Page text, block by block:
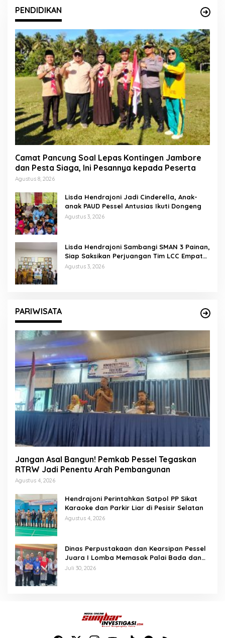
PENDIDIKAN
Camat Pancung Soal Lepas Kontingen Jambore
dan Pesta Siaga, Ini Pesannya kepada Peserta
Agustus 8, 2026
Lisda Hendrajoni Jadi Cinderella, Anak-
anak PAUD Pessel Antusias Ikuti Dongeng
Agustus 3, 2026
Lisda Hendrajoni Sambangi SMAN 3 Painan,
Siap Saksikan Perjuangan Tim LCC Empat
Pilar di Jakarta
Agustus 3, 2026
PARIWISATA
Jangan Asal Bangun! Pemkab Pessel Tegaskan
RTRW Jadi Penentu Arah Pembangunan
Agustus 4, 2026
Hendrajoni Perintahkan Satpol PP Sikat
Karaoke dan Parkir Liar di Pesisir Selatan
Agustus 4, 2026
Dinas Perpustakaan dan Kearsipan Pessel
Juara I Lomba Memasak Palai Bada dan
Lamang Golek
Juli 30, 2026